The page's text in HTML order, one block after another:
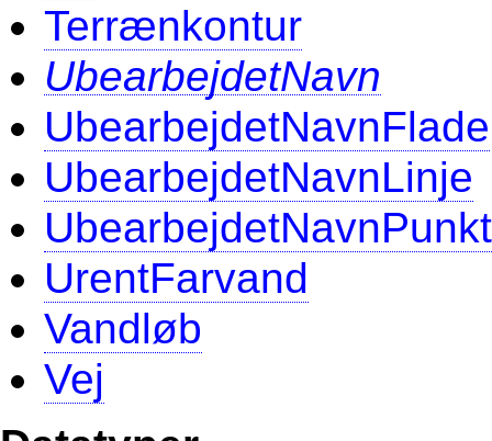
Terrænkontur
UbearbejdetNavn
UbearbejdetNavnFlade
UbearbejdetNavnLinje
UbearbejdetNavnPunkt
UrentFarvand
Vandløb
Vej